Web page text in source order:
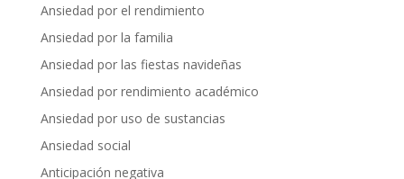
Ansiedad por el rendimiento
Ansiedad por la familia
Ansiedad por las fiestas navideñas
Ansiedad por rendimiento académico
Ansiedad por uso de sustancias
Ansiedad social
Anticipación negativa